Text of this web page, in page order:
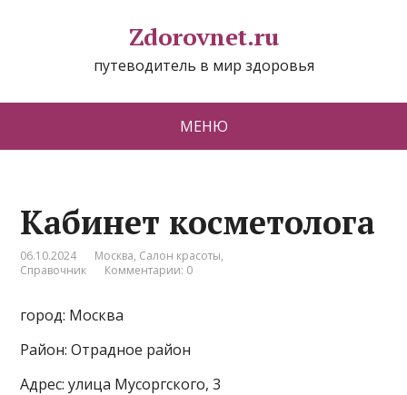
Zdorovnet.ru
путеводитель в мир здоровья
МЕНЮ
Кабинет косметолога
06.10.2024 Москва, Салон красоты,
Справочник
Комментарии: 0
город: Москва
Район: Отрадное район
Адрес: улица Мусоргского, 3